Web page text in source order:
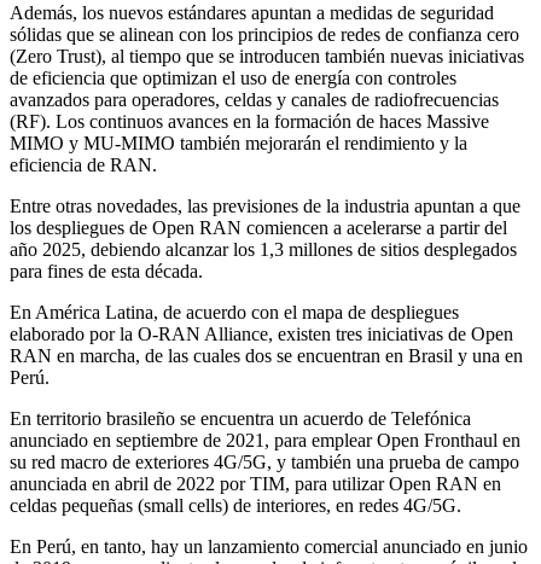
Además, los nuevos estándares apuntan a medidas de seguridad
sólidas que se alinean con los principios de redes de confianza cero
(Zero Trust), al tiempo que se introducen también nuevas iniciativas
de eficiencia que optimizan el uso de energía con controles
avanzados para operadores, celdas y canales de radiofrecuencias
(RF). Los continuos avances en la formación de haces Massive
MIMO y MU-MIMO también mejorarán el rendimiento y la
eficiencia de RAN.
Entre otras novedades, las previsiones de la industria apuntan a que
los despliegues de Open RAN comiencen a acelerarse a partir del
año 2025, debiendo alcanzar los 1,3 millones de sitios desplegados
para fines de esta década.
En América Latina, de acuerdo con el mapa de despliegues
elaborado por la O-RAN Alliance, existen tres iniciativas de Open
RAN en marcha, de las cuales dos se encuentran en Brasil y una en
Perú.
En territorio brasileño se encuentra un acuerdo de Telefónica
anunciado en septiembre de 2021, para emplear Open Fronthaul en
su red macro de exteriores 4G/5G, y también una prueba de campo
anunciada en abril de 2022 por TIM, para utilizar Open RAN en
celdas pequeñas (small cells) de interiores, en redes 4G/5G.
En Perú, en tanto, hay un lanzamiento comercial anunciado en junio